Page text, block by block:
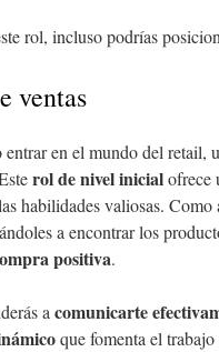
rol, incluso podrías
ventas
entrar en el mundo del retail,
rol de nivel inicialofrece
habilidades valiosas.
a encontrar los
positiva.
a comunicarte
que fomenta el